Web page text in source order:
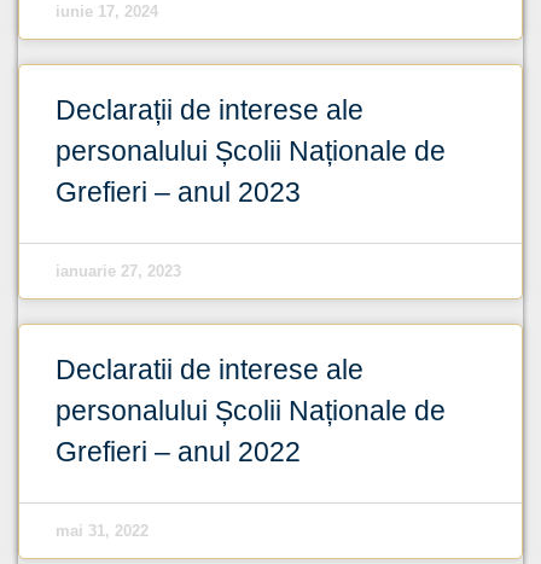
iunie 17, 2024
Declarații de interese ale
personalului Școlii Naționale de
Grefieri – anul 2023
ianuarie 27, 2023
Declaratii de interese ale
personalului Școlii Naționale de
Grefieri – anul 2022
mai 31, 2022